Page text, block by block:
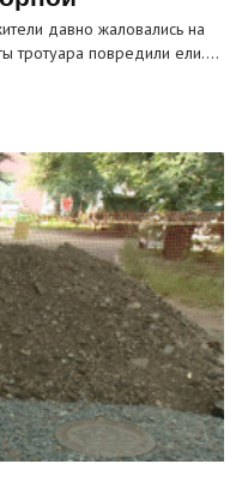
давно жаловались на
тротуара повредили ели.…